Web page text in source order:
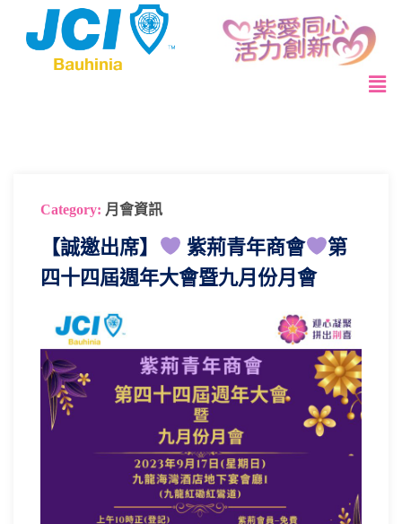
Category: 月會資訊
【誠邀出席】 紫荊青年商會
第
四十四屆週年大會暨九月份月會